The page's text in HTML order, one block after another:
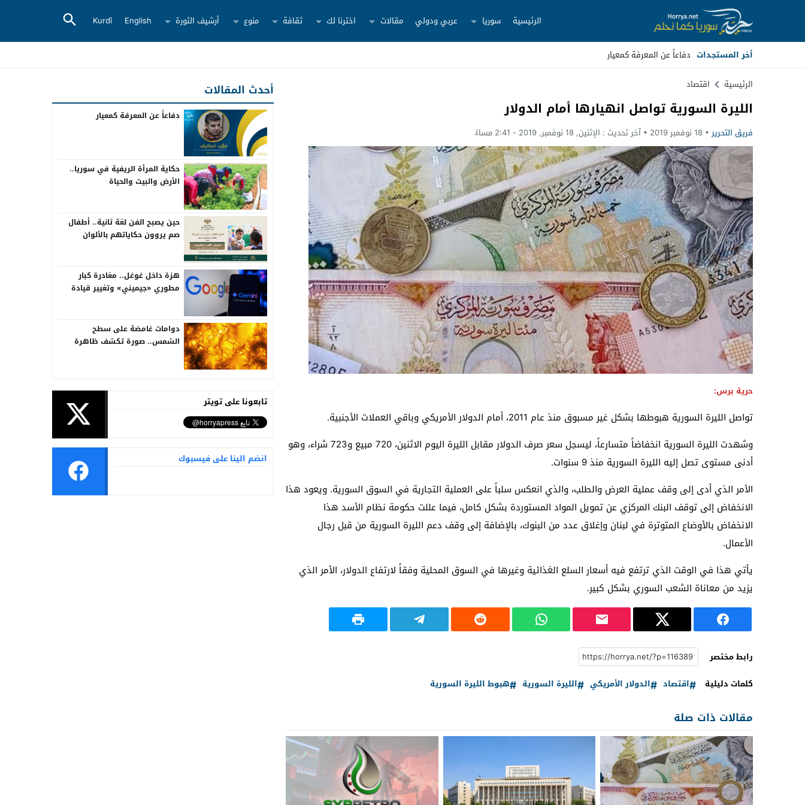
الرئيسية سوريا عربي ودولي مقالات اخترنا لك ثقافة منوع أرشيف الثورة English
Kurdî
أخر المستجدات دفاعاً عن المعرفة كمعيار
Stop
Previous
Next
الرئيسية اقتصاد
الليرة السورية تواصل انهيارها أمام الدولار
فريق التحرير 18 نوفمبر 2019 آخر تحديث : الإثنين, 18 نوفمبر, 2019 - 2:41 مساءً
حرية برس:
تواصل الليرة السورية هبوطها بشكل غير مسبوق منذ عام 2011، أمام الدولار الأمريكي وباقي العملات الأجنبية.
وشهدت الليرة السورية انخفاضاً متسارعاً، ليسجل سعر صرف الدولار مقابل الليرة اليوم الاثنين، 720 مبيع و723 شراء، وهو
أدنى مستوى تصل إليه الليرة السورية منذ 9 سنوات.
الأمر الذي أدى إلى وقف عملية العرض والطلب، والذي انعكس سلباً على العملية التجارية في السوق السورية. ويعود هذا
الانخفاض إلى توقف البنك المركزي عن تمويل المواد المستوردة بشكل كامل، فيما عللت حكومة نظام الأسد هذا
الانخفاض بالأوضاع المتوترة في لبنان وإغلاق عدد من البنوك، بالإضافة إلى وقف دعم الليرة السورية من قبل رجال
الأعمال.
يأتي هذا في الوقت الذي ترتفع فيه أسعار السلع الغذائية وغيرها في السوق المحلية وفقاً لارتفاع الدولار، الأمر الذي
يزيد من معاناة الشعب السوري بشكل كبير.
رابط مختصر
كلمات دليلية
اقتصاد الدولار الأمريكي الليرة السورية هبوط الليرة السورية
مقالات ذات صلة
أحدث المقالات
دفاعاً عن المعرفة كمعيار
حكاية المرأة الريفية في سوريا..
الأرض والبيت والحياة
حين يصبح الفن لغة ثانية.. أطفال
صم يروون حكاياتهم بالألوان
هزة داخل غوغل.. مغادرة كبار
مطوري «جيميني» وتغيير قيادة
دوامات غامضة على سطح
الشمس.. صورة تكشف ظاهرة
انضم الينا على فيسبوك
تابعونا على تويتر